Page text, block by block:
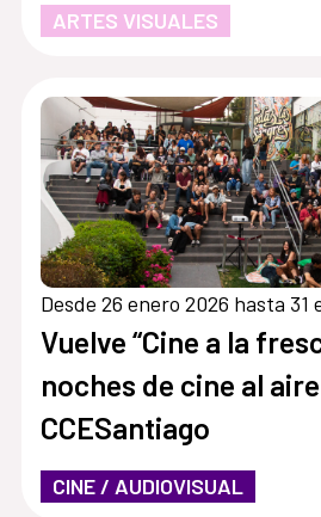
ARTES VISUALES
Desde 26 enero 2026 hasta 31
Vuelve “Cine a la
noches de cine al
CCESantiago
CINE / AUDIOVISUAL